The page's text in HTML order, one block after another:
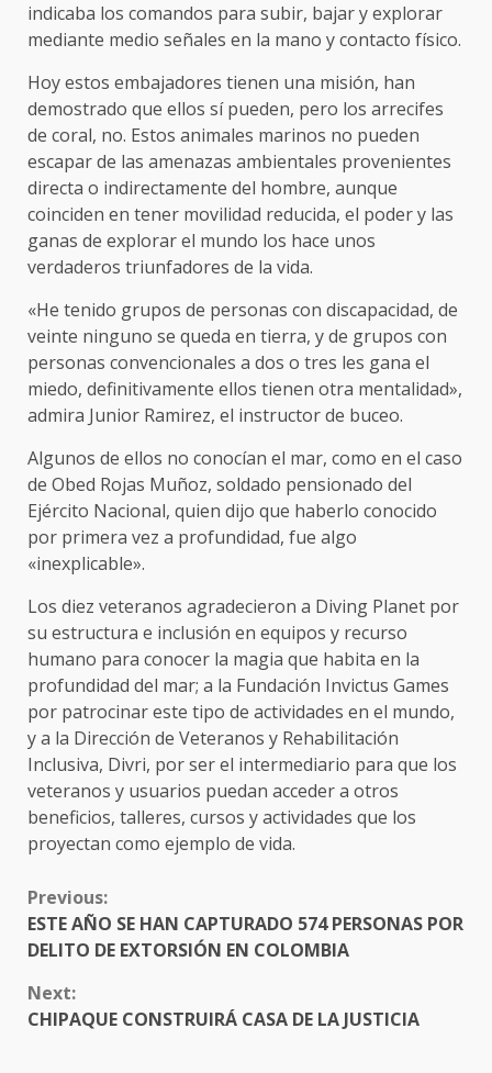
indicaba los comandos para subir, bajar y explorar
mediante medio señales en la mano y contacto físico.
Hoy estos embajadores tienen una misión, han
demostrado que ellos sí pueden, pero los arrecifes
de coral, no. Estos animales marinos no pueden
escapar de las amenazas ambientales provenientes
directa o indirectamente del hombre, aunque
coinciden en tener movilidad reducida, el poder y las
ganas de explorar el mundo los hace unos
verdaderos triunfadores de la vida.
«He tenido grupos de personas con discapacidad, de
veinte ninguno se queda en tierra, y de grupos con
personas convencionales a dos o tres les gana el
miedo, definitivamente ellos tienen otra mentalidad»,
admira Junior Ramirez, el instructor de buceo.
Algunos de ellos no conocían el mar, como en el caso
de Obed Rojas Muñoz, soldado pensionado del
Ejército Nacional, quien dijo que haberlo conocido
por primera vez a profundidad, fue algo
«inexplicable».
Los diez veteranos agradecieron a Diving Planet por
su estructura e inclusión en equipos y recurso
humano para conocer la magia que habita en la
profundidad del mar; a la Fundación Invictus Games
por patrocinar este tipo de actividades en el mundo,
y a la Dirección de Veteranos y Rehabilitación
Inclusiva, Divri, por ser el intermediario para que los
veteranos y usuarios puedan acceder a otros
beneficios, talleres, cursos y actividades que los
proyectan como ejemplo de vida.
CONTINUE
READING
Previous:
ESTE AÑO SE HAN CAPTURADO 574 PERSONAS POR
DELITO DE EXTORSIÓN EN COLOMBIA
Next:
CHIPAQUE CONSTRUIRÁ CASA DE LA JUSTICIA